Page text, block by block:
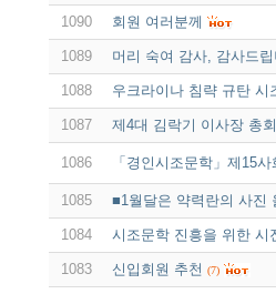
1090 회원 여러분께
1089 머리 숙여 감사, 감사드
1088 우크라이나 침략 규탄 시
1087 제4대 김락기 이사장 총
1086 「경인시조문학」제15
1085 ■1월달은 약력란의 사진
1084 시조문학 진흥을 위한 시
1083 신입회원 추천 (7)